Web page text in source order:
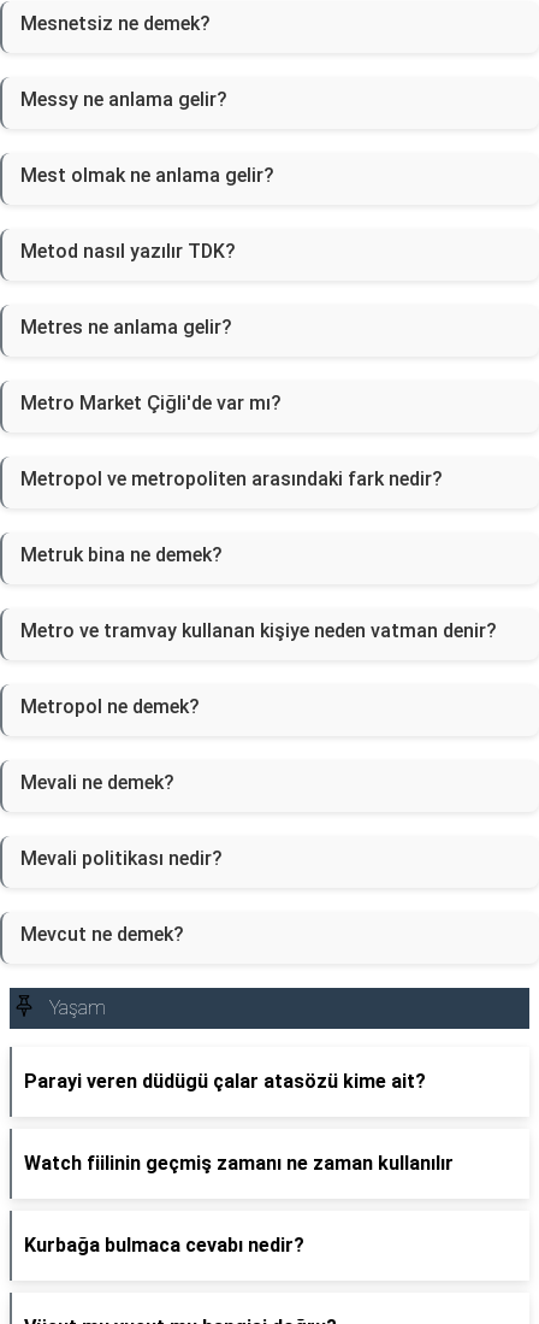
Mesnetsiz ne demek?
Messy ne anlama gelir?
Mest olmak ne anlama gelir?
Metod nasıl yazılır TDK?
Metres ne anlama gelir?
Metro Market Çiğli'de var mı?
Metropol ve metropoliten arasındaki fark nedir?
Metruk bina ne demek?
Metro ve tramvay kullanan kişiye neden vatman denir?
Metropol ne demek?
Mevali ne demek?
Mevali politikası nedir?
Mevcut ne demek?
Yaşam
Parayi veren düdügü çalar atasözü kime ait?
Watch fiilinin geçmiş zamanı ne zaman kullanılır
Kurbağa bulmaca cevabı nedir?